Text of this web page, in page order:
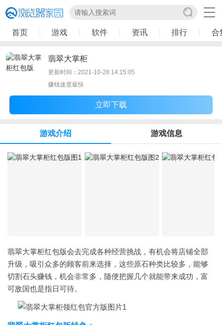
首页 游戏 软件 资讯 排行 合
翡翠大掌柜
更新时间：2021-10-28 14:15:05
赚钱速度最快
立即下载
游戏介绍 游戏信息
翡翠大掌柜红包版会去完成各种经营挑战，有机会将店铺全部
升级，吸引众多的顾客前来选择，这些原石种类比较多，能够
切割石头赚钱，机会非常多，随便把握几个就能带来成功，富
可敌国也是指日可待。